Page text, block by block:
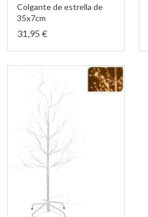
Colgante de estrella de
35x7cm
31,95 €